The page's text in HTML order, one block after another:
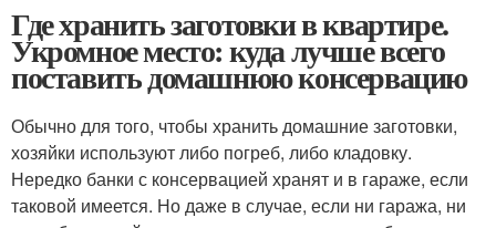
Где хранить заготовки в квартире.
Укромное место: куда лучше всего
поставить домашнюю консервацию
Обычно для того, чтобы хранить домашние заготовки,
хозяйки используют либо погреб, либо кладовку.
Нередко банки с консервацией хранят и в гараже, если
таковой имеется. Но даже в случае, если ни гаража, ни